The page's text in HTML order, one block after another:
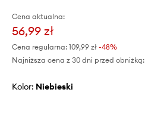
Cena aktualna:
56,99 zł
Cena regularna: 109,99 zł -48%
Najniższa cena z 30 dni przed obniżką:
Kolor: niebieski